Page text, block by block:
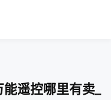
遥控哪里有卖_